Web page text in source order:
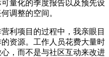
量化的季度报告以及预先设
调整的空间。
项目的过程中，我亲眼目
资源。工作人员花费大量时
，而不是与社区互动来改进